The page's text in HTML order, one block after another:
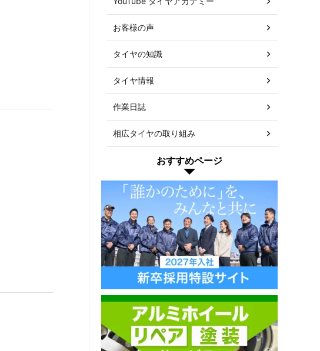
お客様の声
タイヤの知識
タイヤ情報
作業日誌
相広タイヤの取り組み
おすすめページ